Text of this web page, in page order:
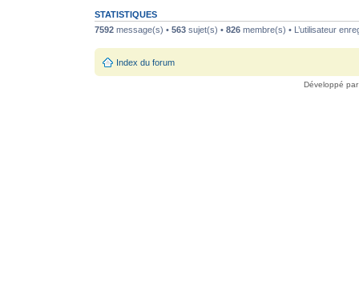
STATISTIQUES
7592 message(s) • 563 sujet(s) • 826 membre(s) • L’utilisateur
Index du forum
Développé